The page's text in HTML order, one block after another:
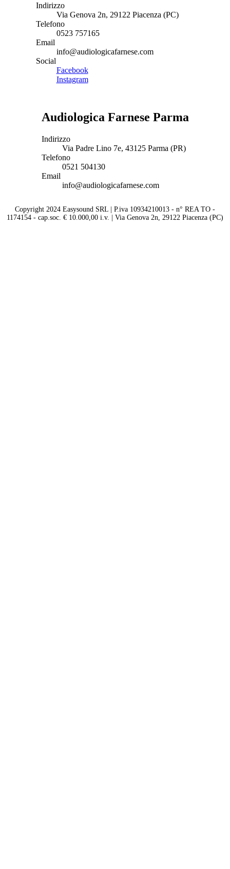
Indirizzo
Via Genova 2n, 29122 Piacenza (PC)
Telefono
0523 757165
Email
info@audiologicafarnese.com
Social
Facebook
Instagram
Audiologica Farnese Parma
Indirizzo
Via Padre Lino 7e, 43125 Parma (PR)
Telefono
0521 504130
Email
info@audiologicafarnese.com
Copyright 2024 Easysound SRL | P.iva 10934210013 - n° REA TO -
1174154 - cap.soc. € 10.000,00 i.v. | Via Genova 2n, 29122 Piacenza (PC)